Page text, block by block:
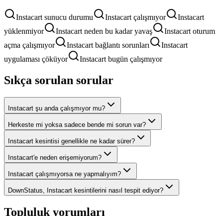
Instacart sunucu durumu Instacart çalışmıyor
Instacart
yüklenmiyor
Instacart neden bu kadar yavaş
Instacart oturum
açma çalışmıyor
Instacart bağlantı sorunları
Instacart
uygulaması çöküyor
Instacart bugün çalışmıyor
Sıkça sorulan sorular
Instacart şu anda çalışmıyor mu?
Herkeste mi yoksa sadece bende mi sorun var?
Instacart kesintisi genellikle ne kadar sürer?
Instacart'e neden erişemiyorum?
Instacart çalışmıyorsa ne yapmalıyım?
DownStatus, Instacart kesintilerini nasıl tespit ediyor?
Topluluk yorumları